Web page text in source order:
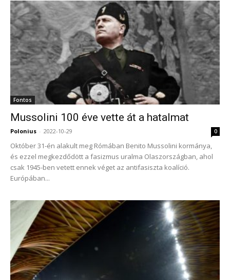
Fontos
Mussolini 100 éve vette át a hatalmat
Polonius - 2022-10-29 0
Október 31-én alakult meg Rómában Benito Mussolini kormánya,
és ezzel megkezdődött a fasizmus uralma Olaszországban, ahol
csak 1945-ben vetett ennek véget az antifasiszta koalíció.
Európában...